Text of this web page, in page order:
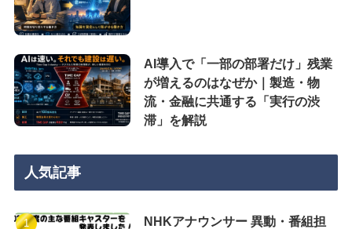
AI導入で「一部の部署だけ」残業
が増えるのはなぜか｜製造・物
流・金融に共通する「実行の渋
滞」を解説
人気記事
NHKアナウンサー 異動・番組担